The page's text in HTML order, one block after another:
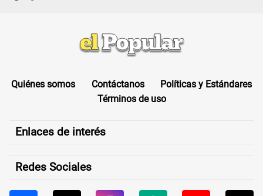
Quiénes somos Contáctanos
Políticas y Estándares
Términos de uso
Enlaces de interés
Redes Sociales